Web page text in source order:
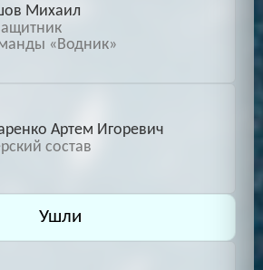
Михаил
«Водник»
Артем Игоревич
состав
Ушли